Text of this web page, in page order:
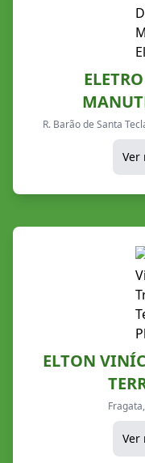
R. Barão de Santa
Ver
ELTON
Ver